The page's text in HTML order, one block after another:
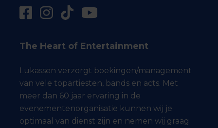
The Heart of Entertainment
Lukassen verzorgt boekingen/management
van vele topartiesten, bands en acts. Met
meer dan 60 jaar ervaring in de
evenementenorganisatie kunnen wij je
optimaal van dienst zijn en nemen wij graag